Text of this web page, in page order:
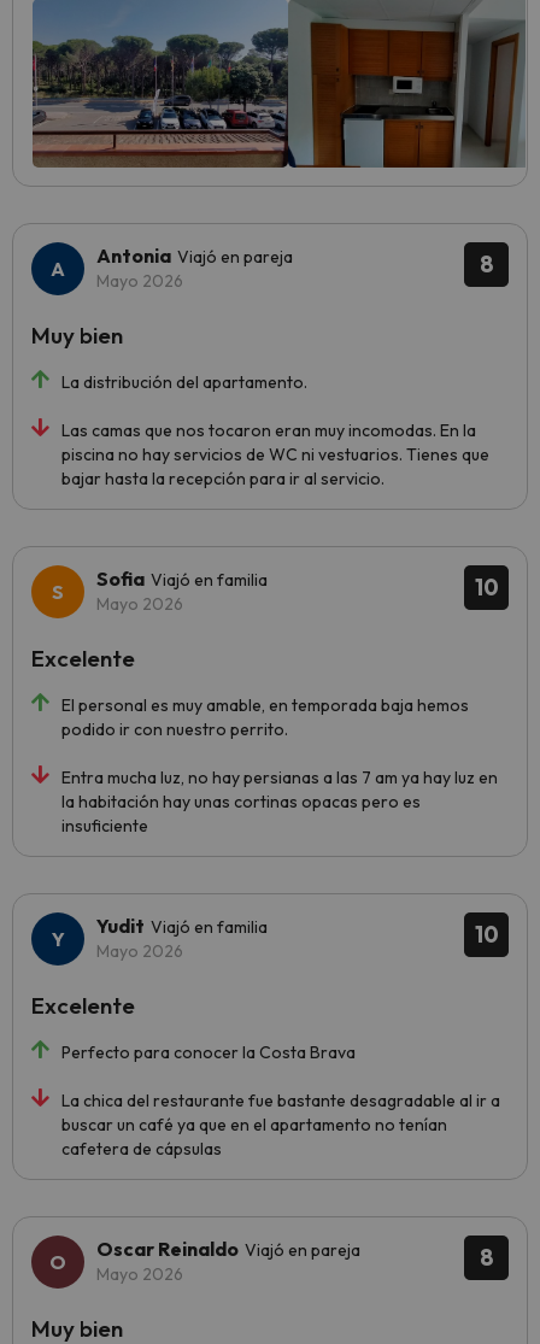
8
Antonia Viajó en pareja
Mayo 2026
La distribución del apartamento.
Las camas que nos tocaron eran muy incomodas. En la
piscina no hay servicios de WC ni vestuarios. Tienes que
bajar hasta la recepción para ir al servicio.
Muy bien
10
Sofia Viajó en familia
Mayo 2026
El personal es muy amable, en temporada baja hemos
podido ir con nuestro perrito.
Entra mucha luz, no hay persianas a las 7 am ya hay luz en
la habitación hay unas cortinas opacas pero es
insuficiente
Excelente
10
Yudit Viajó en familia
Mayo 2026
Perfecto para conocer la Costa Brava
La chica del restaurante fue bastante desagradable al ir a
buscar un café ya que en el apartamento no tenían
cafetera de cápsulas
Excelente
8
Oscar Reinaldo Viajó en pareja
Mayo 2026
Muy bien